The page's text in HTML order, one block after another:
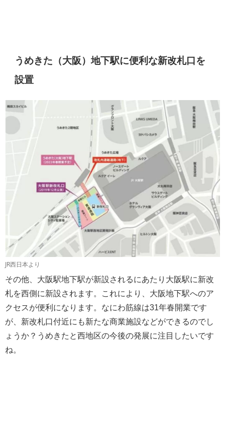
うめきた（大阪）地下駅に便利な新改札口を
設置
JR西日本より
その他、大阪駅地下駅が新設されるにあたり大阪駅に新改
札を西側に新設されます。これにより、大阪地下駅へのア
クセスが便利になります。なにわ筋線は31年春開業です
が、新改札口付近にも新たな商業施設などができるのでし
ょうか？うめきたと西地区の今後の発展に注目したいです
ね。